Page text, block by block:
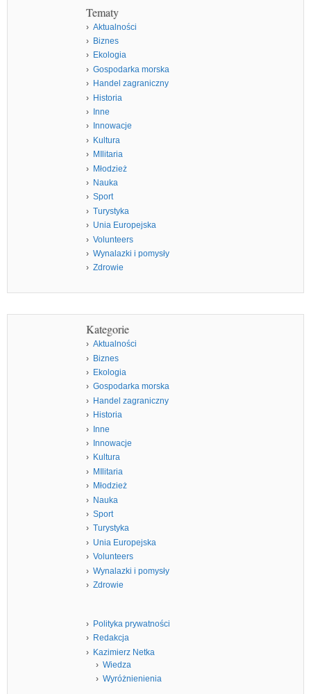
Tematy
Aktualności
Biznes
Ekologia
Gospodarka morska
Handel zagraniczny
Historia
Inne
Innowacje
Kultura
MIlitaria
Młodzież
Nauka
Sport
Turystyka
Unia Europejska
Volunteers
Wynalazki i pomysły
Zdrowie
Kategorie
Aktualności
Biznes
Ekologia
Gospodarka morska
Handel zagraniczny
Historia
Inne
Innowacje
Kultura
MIlitaria
Młodzież
Nauka
Sport
Turystyka
Unia Europejska
Volunteers
Wynalazki i pomysły
Zdrowie
Polityka prywatności
Redakcja
Kazimierz Netka
Wiedza
Wyróżnienienia